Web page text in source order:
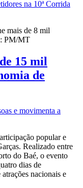
mais de 8 mil
PM/MT
15 mil
de
popular e
Realizado entre
do Baé, o evento
dias de
nacionais e